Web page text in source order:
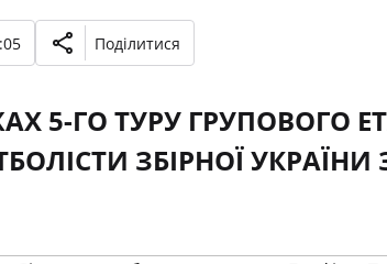
Поділитися
5-ГО ТУРУ ГРУПОВОГО
ЗБІРНОЇ УКРАЇНИ